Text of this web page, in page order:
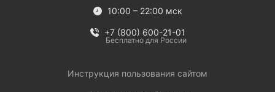
10:00 – 22:00 мск
+7 (800) 600-21-01
Бесплатно для России
Инструкция пользования сайтом